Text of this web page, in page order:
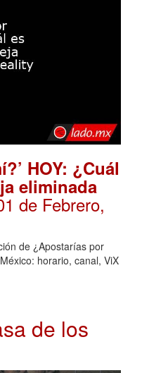
HOY: ¿Cuál
eliminada
de Febrero,
de ¿Apostarías por
horario, canal, ViX
de los